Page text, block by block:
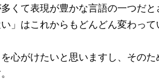
くて表現が豊かな言語の一つだ
」はこれからもどんどん変わっ
心がけたいと思いますし、その